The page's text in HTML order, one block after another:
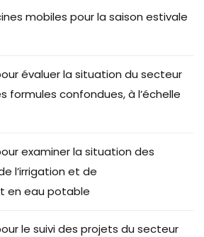
mobiles pour la saison estivale
évaluer la situation du secteur
formules confondues, à l’échelle
examiner la situation des
l’irrigation et de
en eau potable
le suivi des projets du secteur